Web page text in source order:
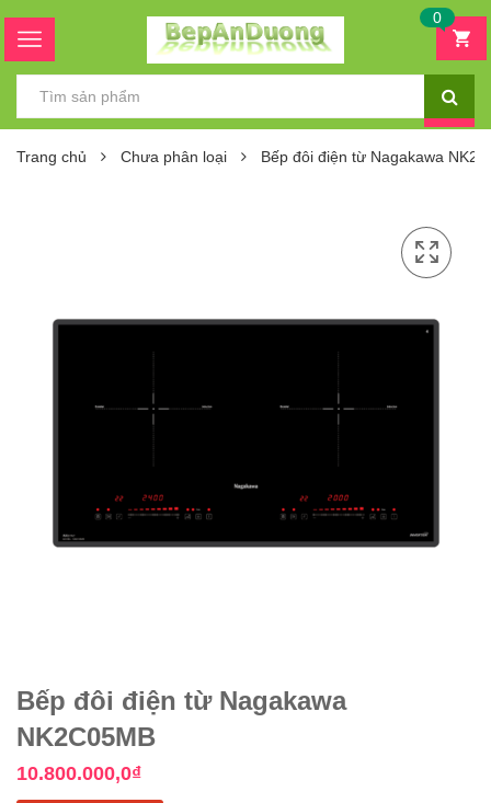
0
Trang chủ Chưa phân loại Bếp đôi điện từ Nagakawa
Bếp đôi điện từ Nagakawa
NK2C05MB
10.800.000,0₫